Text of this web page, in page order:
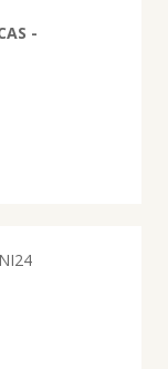
-
NI24